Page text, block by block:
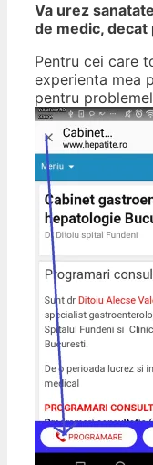
Va urez
de medic,
Pentru cei care
experienta mea
pentru